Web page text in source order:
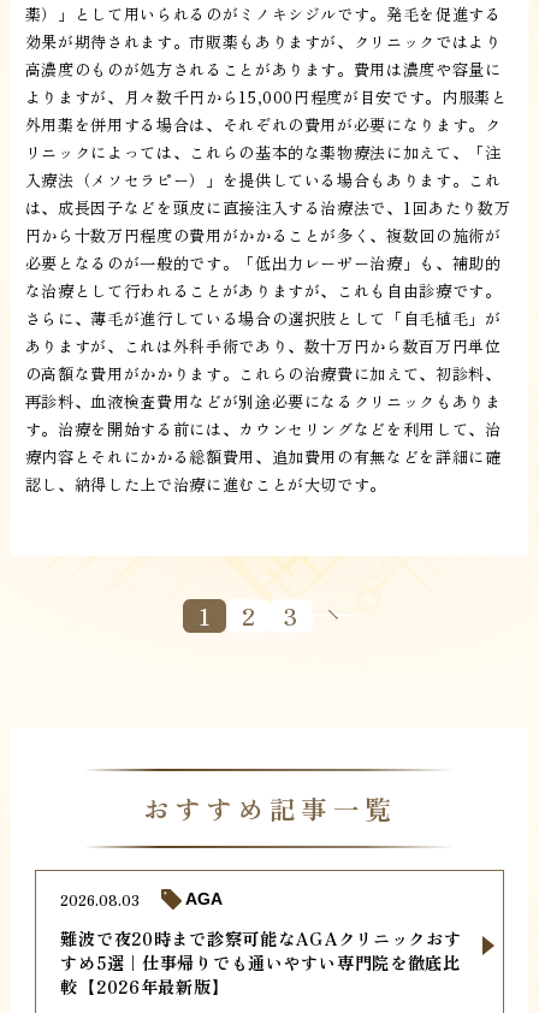
薬）」として用いられるのがミノキシジルです。発毛を促進する
効果が期待されます。市販薬もありますが、クリニックではより
高濃度のものが処方されることがあります。費用は濃度や容量に
よりますが、月々数千円から15,000円程度が目安です。内服薬と
外用薬を併用する場合は、それぞれの費用が必要になります。ク
リニックによっては、これらの基本的な薬物療法に加えて、「注
入療法（メソセラピー）」を提供している場合もあります。これ
は、成長因子などを頭皮に直接注入する治療法で、1回あたり数万
円から十数万円程度の費用がかかることが多く、複数回の施術が
必要となるのが一般的です。「低出力レーザー治療」も、補助的
な治療として行われることがありますが、これも自由診療です。
さらに、薄毛が進行している場合の選択肢として「自毛植毛」が
ありますが、これは外科手術であり、数十万円から数百万円単位
の高額な費用がかかります。これらの治療費に加えて、初診料、
再診料、血液検査費用などが別途必要になるクリニックもありま
す。治療を開始する前には、カウンセリングなどを利用して、治
療内容とそれにかかる総額費用、追加費用の有無などを詳細に確
認し、納得した上で治療に進むことが大切です。
1 2 3
おすすめ記事一覧
難波で夜20時まで診察可能なAGAクリニックおす
すめ5選｜仕事帰りでも通いやすい専門院を徹底比
較【2026年最新版】
2026.08.03 AGA